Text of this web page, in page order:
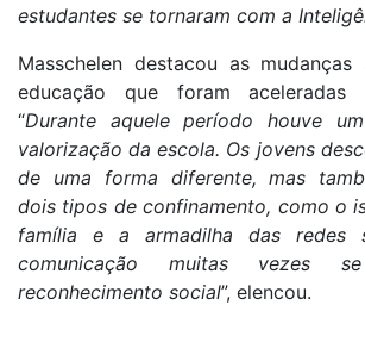
estudantes se tornaram com a
Masschelen destacou as mudanças
educação que foram aceleradas
“Durante aquele período houve
valorização da escola. Os jovens
de uma forma diferente, mas
dois tipos de confinamento, como o
família e a armadilha das redes
comunicação muitas vezes
reconhecimento social”, elencou.